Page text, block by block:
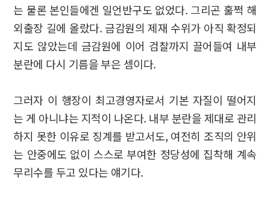
는 물론 본인들에겐 일언반구도 없었다. 그리곤 훌쩍 해
외출장 길에 올랐다. 금감원의 제재 수위가 아직 확정되
지도 않았는데 금감원에 이어 검찰까지 끌어들여 내부
분란에 다시 기름을 부은 셈이다.
그러자 이 행장이 최고경영자로서 기본 자질이 떨어지
는 게 아니냐는 지적이 나온다. 내부 분란을 제대로 관리
하지 못한 이유로 징계를 받고서도, 여전히 조직의 안위
는 안중에도 없이 스스로 부여한 정당성에 집착해 계속
무리수를 두고 있다는 얘기다.